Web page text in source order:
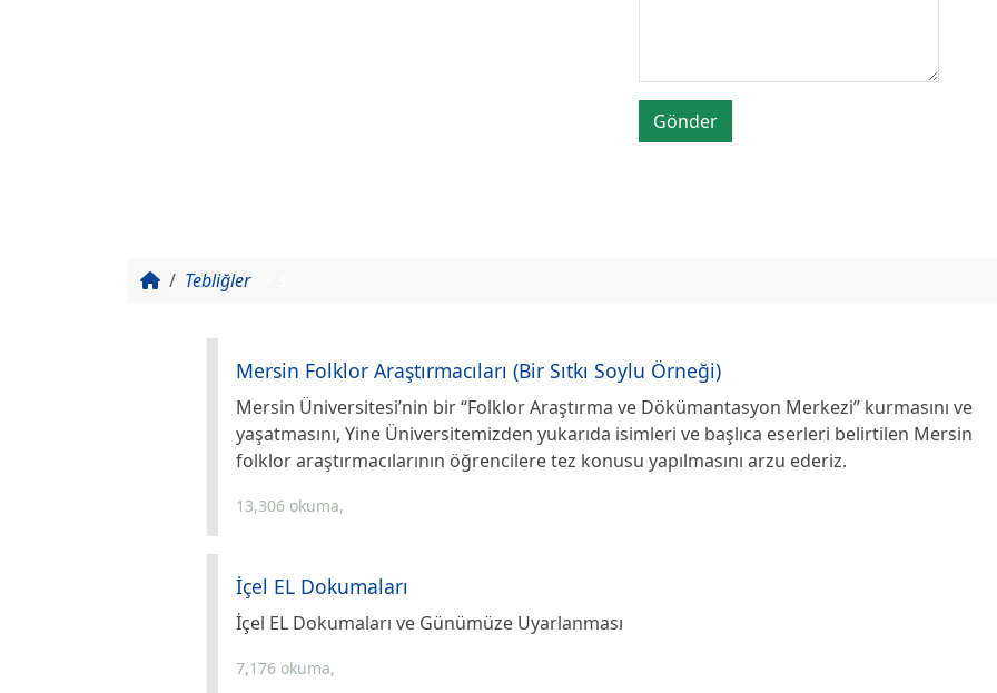
Gönder
Tebliğler
Mersin Folklor Araştırmacıları (Bir Sıtkı Soylu Örneği)
Mersin Üniversitesi’nin bir “Folklor Araştırma ve Dökümantasyon Merkezi” kurmasını ve
yaşatmasını, Yine Üniversitemizden yukarıda isimleri ve başlıca eserleri belirtilen Mersin
folklor araştırmacılarının öğrencilere tez konusu yapılmasını arzu ederiz.
13,306 okuma,
İçel EL Dokumaları
İçel EL Dokumaları ve Günümüze Uyarlanması
7,176 okuma,